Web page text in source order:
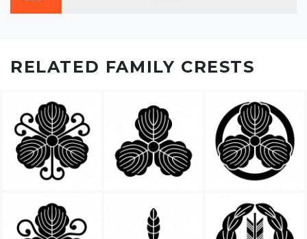
RELATED FAMILY CRESTS